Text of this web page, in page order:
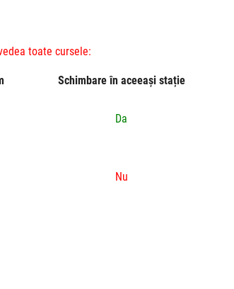
toate cursele:
Schimbare în aceeași stație
Da
Nu